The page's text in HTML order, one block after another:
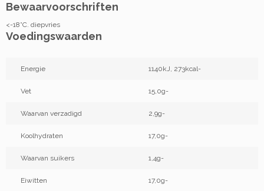
Bewaarvoorschriften
<-18°C. diepvries
Voedingswaarden
Energie 1140kJ, 273kcal-
Vet 15,0g-
Waarvan verzadigd 2,9g-
Koolhydraten 17,0g-
Waarvan suikers 1,4g-
Eiwitten 17,0g-